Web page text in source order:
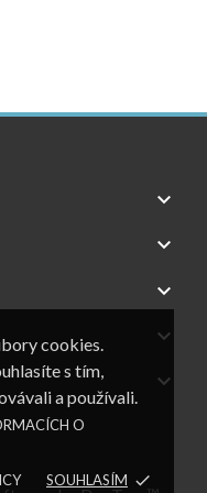
cookies.
s tím,
a používali.
O
SOUHLASÍM done




